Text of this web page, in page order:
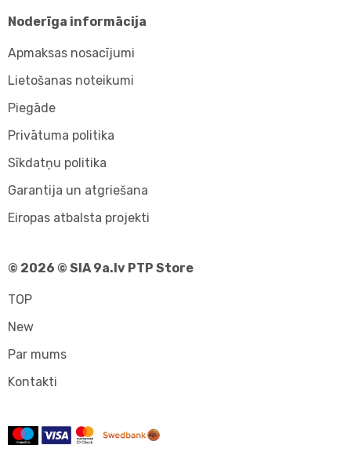
Noderīga informācija
Apmaksas nosacījumi
Lietošanas noteikumi
Piegāde
Privātuma politika
Sīkdatņu politika
Garantija un atgriešana
Eiropas atbalsta projekti
© 2026 © SIA 9a.lv PTP Store
TOP
New
Par mums
Kontakti